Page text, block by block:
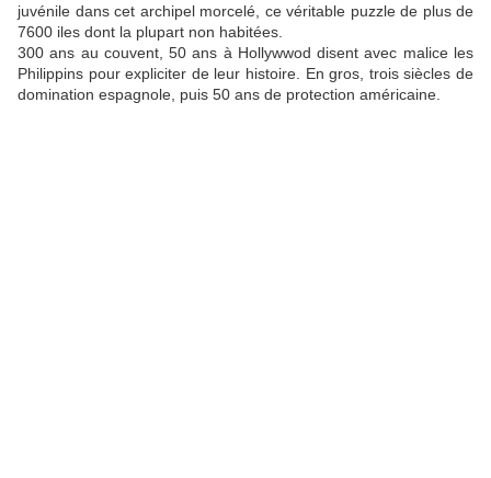
juvénile dans cet archipel morcelé, ce véritable puzzle de plus de
7600 iles dont la plupart non habitées.
300 ans au couvent, 50 ans à Hollywwod disent avec malice les
Philippins pour expliciter de leur histoire. En gros, trois siècles de
domination espagnole, puis 50 ans de protection américaine.